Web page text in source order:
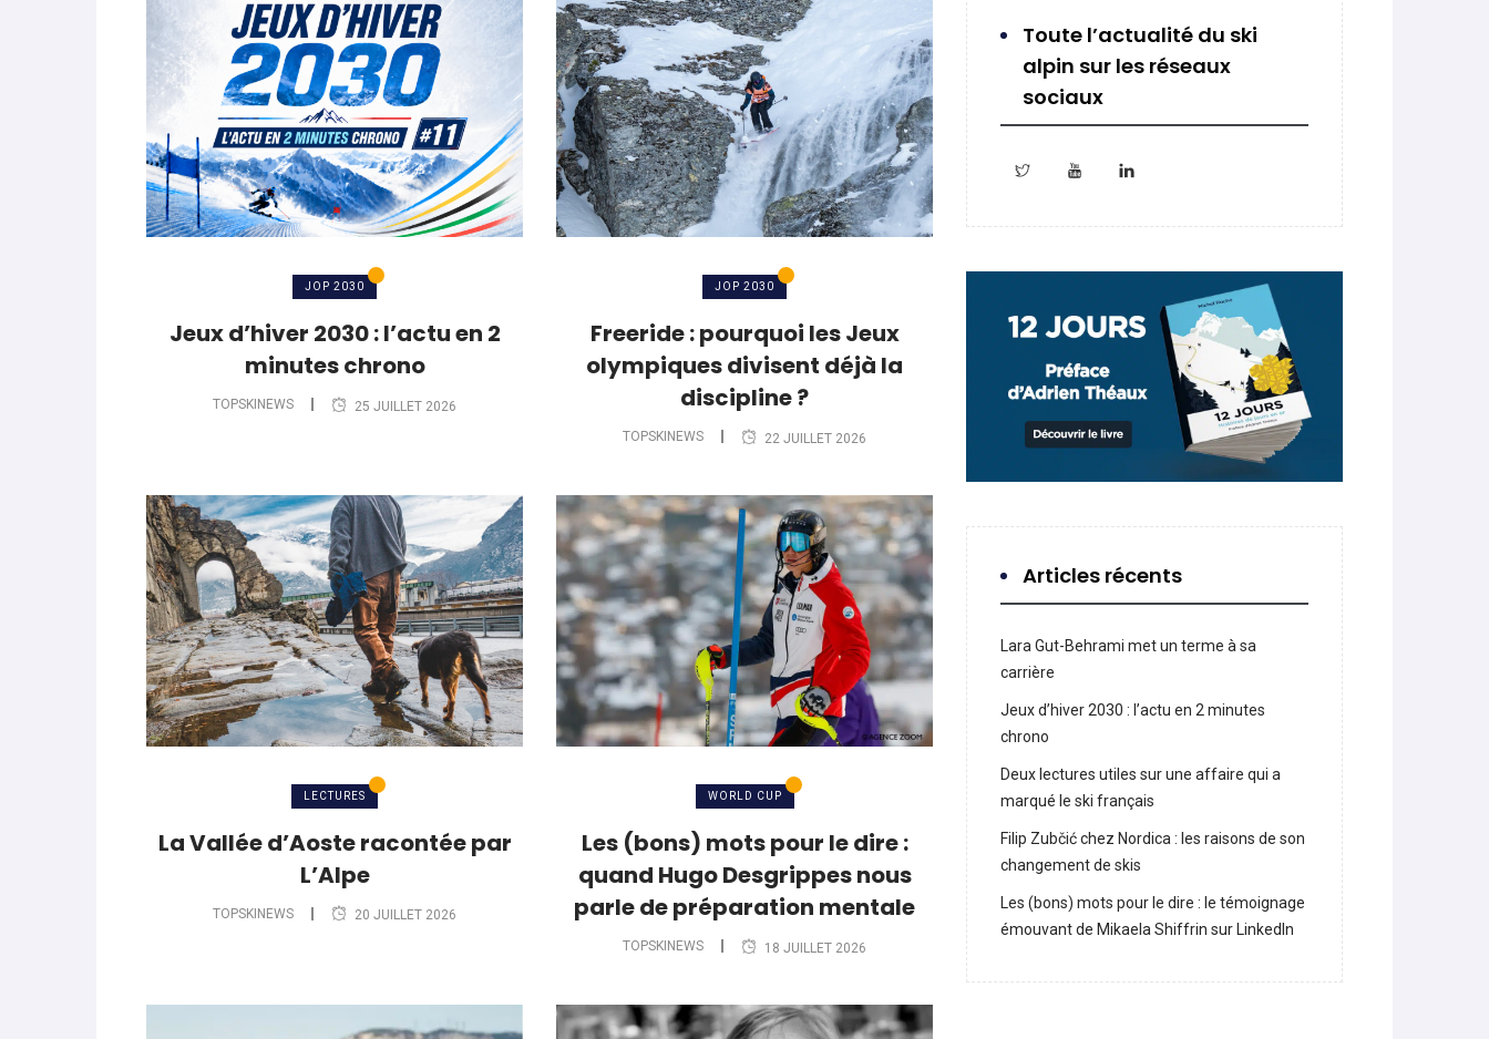
World Cup -Les (bons) mots pour le dire : quand Hugo Desgrippes nous
parle de préparation mentale
World Cup-Les (bons) mots pour le dire : le message fort de Thibaut
Favrot
Evénements-Lara Gut-Behrami met un terme à sa carrière
JOP 2030
Jeux d’hiver 2030 : l’actu en 2
minutes chrono
TOPSKINEWS 25 JUILLET 2026
JOP 2030
Freeride : pourquoi les Jeux
olympiques divisent déjà la
discipline ?
TOPSKINEWS 22 JUILLET 2026
LECTURES
La Vallée d’Aoste racontée par
L’Alpe
TOPSKINEWS 20 JUILLET 2026
WORLD CUP
Les (bons) mots pour le dire :
quand Hugo Desgrippes nous
parle de préparation mentale
TOPSKINEWS 18 JUILLET 2026
Toute l’actualité du ski
alpin sur les réseaux
sociaux
Articles récents
Lara Gut-Behrami met un terme à sa
carrière
Jeux d’hiver 2030 : l’actu en 2 minutes
chrono
Deux lectures utiles sur une affaire qui a
marqué le ski français
Filip Zubčić chez Nordica : les raisons de son
changement de skis
Les (bons) mots pour le dire : le témoignage
émouvant de Mikaela Shiffrin sur LinkedIn